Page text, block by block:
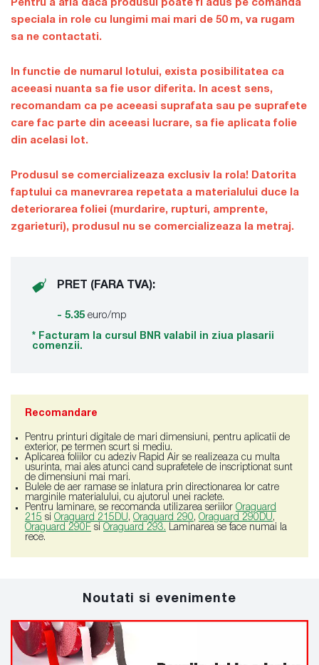
Pentru a afla daca produsul poate fi adus pe comanda
speciala in role cu lungimi mai mari de 50 m, va rugam
sa ne contactati.
In functie de numarul lotului, exista posibilitatea ca
aceeasi nuanta sa fie usor diferita. In acest sens,
recomandam ca pe aceeasi suprafata sau pe suprafete
care fac parte din aceeasi lucrare, sa fie aplicata folie
din acelasi lot.
Produsul se comercializeaza exclusiv la rola! Datorita
faptului ca manevrarea repetata a materialului duce la
deteriorarea foliei (murdarire, rupturi, amprente,
zgarieturi), produsul nu se comercializeaza la metraj.
PRET (FARA TVA):
- 5.35 euro/mp
* Facturam la cursul BNR valabil in ziua plasarii
comenzii.
Recomandare
Pentru printuri digitale de mari dimensiuni, pentru aplicatii de
exterior, pe termen scurt si mediu.
Aplicarea foliilor cu adeziv Rapid Air se realizeaza cu multa
usurinta, mai ales atunci cand suprafetele de inscriptionat sunt
de dimensiuni mai mari.
Bulele de aer ramase se inlatura prin directionarea lor catre
marginile materialului, cu ajutorul unei raclete.
Pentru laminare, se recomanda utilizarea seriilor Oraguard
215 si Oraguard 215DU, Oraguard 290, Oraguard 290DU,
Oraguard 290F si Oraguard 293. Laminarea se face numai la
rece.
Noutati si evenimente